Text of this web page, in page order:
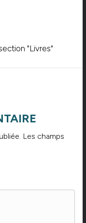
"Livres"
Les champs